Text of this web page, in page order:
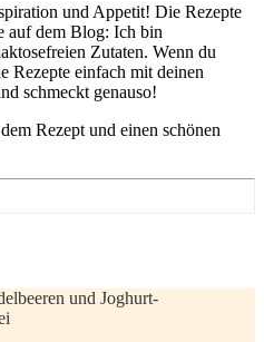
und Appetit! Die Rezepte
auf dem Blog: Ich bin
Zutaten. Wenn du
Rezepte einfach mit deinen
schmeckt genauso!
Rezept und einen schönen